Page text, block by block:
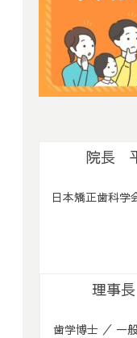
院長
日本矯正歯科学
理事
歯学博士 ／ 一